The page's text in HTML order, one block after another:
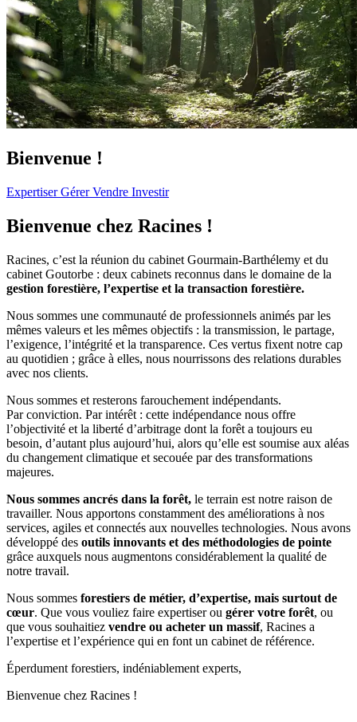
Bienvenue !
ExpertiserGérerVendre Investir
Bienvenue chez Racines !
Racines, c’est la réunion du cabinet Gourmain-Barthélemy et du
cabinet Goutorbe : deux cabinets reconnus dans le domaine de la
gestion forestière, l’expertise et la transaction forestière.
Nous sommes une communauté de professionnels animés par les
mêmes valeurs et les mêmes objectifs : la transmission, le partage,
l’exigence, l’intégrité et la transparence. Ces vertus fixent notre cap
au quotidien ; grâce à elles, nous nourrissons des relations durables
avec nos clients.
Nous sommes et resterons farouchement indépendants.
Par conviction. Par intérêt : cette indépendance nous offre
l’objectivité et la liberté d’arbitrage dont la forêt a toujours eu
besoin, d’autant plus aujourd’hui, alors qu’elle est soumise aux aléas
du changement climatique et secouée par des transformations
majeures.
Nous sommes ancrés dans la forêt, le terrain est notre raison de
travailler. Nous apportons constamment des améliorations à nos
services, agiles et connectés aux nouvelles technologies. Nous avons
développé des outils innovants et des méthodologies de pointe
grâce auxquels nous augmentons considérablement la qualité de
notre travail.
Nous sommes forestiers de métier, d’expertise, mais surtout de
cœur. Que vous vouliez faire expertiser ou gérer votre forêt, ou
que vous souhaitiez vendre ou acheter un massif, Racines a
l’expertise et l’expérience qui en font un cabinet de référence.
Éperdument forestiers, indéniablement experts,
Bienvenue chez Racines !